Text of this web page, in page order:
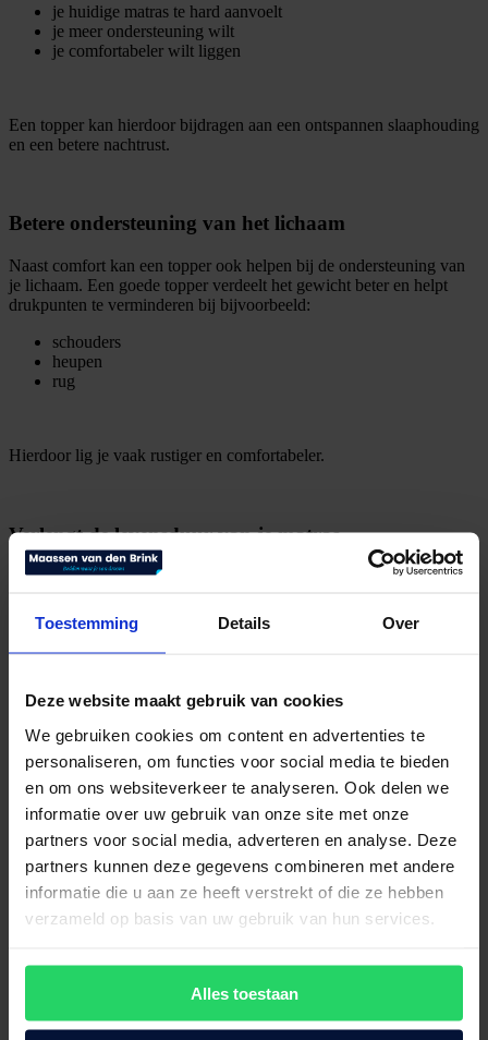
Toestemming Details Over
Deze website maakt gebruik van cookies
We gebruiken cookies om content en advertenties te
personaliseren, om functies voor social media te bieden
en om ons websiteverkeer te analyseren. Ook delen we
informatie over uw gebruik van onze site met onze
partners voor social media, adverteren en analyse. Deze
partners kunnen deze gegevens combineren met andere
informatie die u aan ze heeft verstrekt of die ze hebben
verzameld op basis van uw gebruik van hun services.
Alles toestaan
je huidige matras te hard aanvoelt
je meer ondersteuning wilt
je comfortabeler wilt liggen
Een topper kan hierdoor bijdragen aan een ontspannen slaaphouding
en een betere nachtrust.
Betere ondersteuning van het lichaam
Naast comfort kan een topper ook helpen bij de ondersteuning van
je lichaam. Een goede topper verdeelt het gewicht beter en helpt
drukpunten te verminderen bij bijvoorbeeld:
schouders
heupen
rug
Hierdoor lig je vaak rustiger en comfortabeler.
Verlengt de levensduur van je matras
Een topper beschermt het onderliggende matras tegen slijtage, vocht
Kan kleine oneffenheden opvangen
Merk je dat je matras kleine kuiltjes of oneffenheden begint te
krijgen? Dan kan een topper helpen om dit deels op te vangen.
Hierdoor voelt het ligcomfort vaak weer prettiger aan.
Een topper is geen oplossing voor een volledig versleten matras,
Ideaal bij een tweepersoonsbed